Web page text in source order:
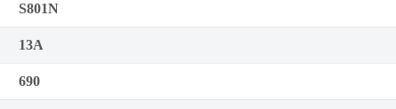
S801N
13А
690